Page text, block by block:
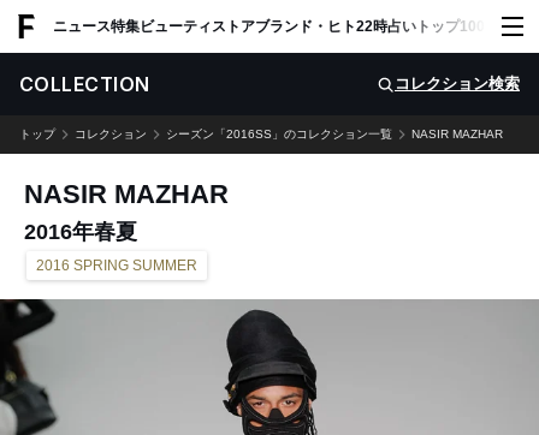
ニュース特集ビューティ ストアブランド・ヒト22時占い トップ100 スナッ
COLLECTION コレクション検索
トップ コレクション シーズン「2016SS」のコレクション一覧 NASIR MAZHAR
NASIR MAZHAR
2016年春夏
2016 SPRING SUMMER